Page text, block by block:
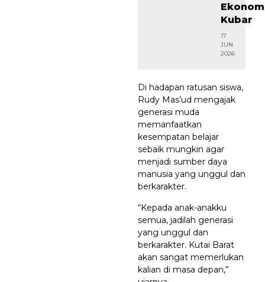
Kubar
17
JUN
2026
Di hadapan ratusan siswa,
Rudy Mas’ud mengajak
generasi muda
memanfaatkan
kesempatan belajar
sebaik mungkin agar
menjadi sumber daya
manusia yang unggul dan
berkarakter.
“Kepada anak-anakku
semua, jadilah generasi
yang unggul dan
berkarakter. Kutai Barat
akan sangat memerlukan
kalian di masa depan,”